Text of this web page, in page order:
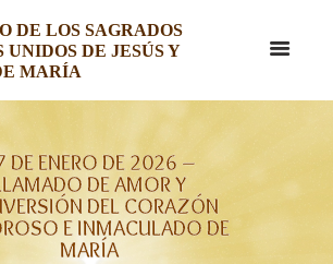
DE LOS SAGRADOS
UNIDOS DE JESÚS Y
MARÍA
DE ENERO DE 2026 –
DE AMOR Y
DEL CORAZÓN
E INMACULADO DE
MARÍA